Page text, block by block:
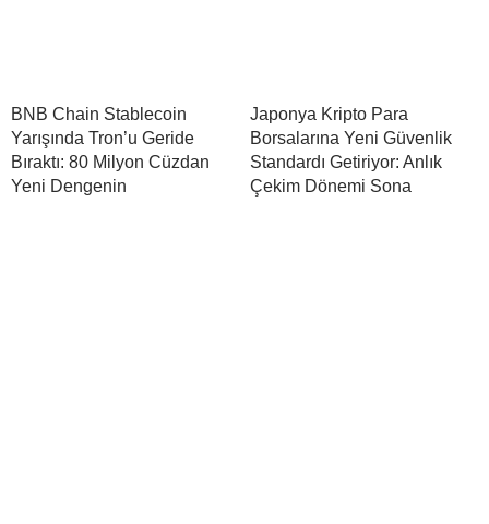
BNB Chain Stablecoin
Yarışında Tron’u Geride
Bıraktı: 80 Milyon Cüzdan
Yeni Dengenin
Japonya Kripto Para
Borsalarına Yeni Güvenlik
Standardı Getiriyor: Anlık
Çekim Dönemi Sona